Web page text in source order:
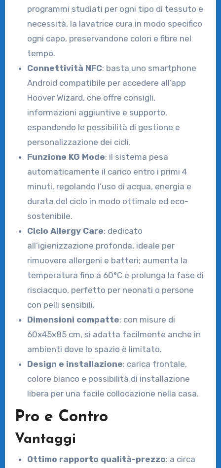
programmi studiati per ogni tipo di tessuto e
necessità, la lavatrice cura in modo specifico
ogni capo, preservandone colori e fibre nel
tempo.
Connettività NFC: basta uno smartphone
Android compatibile per accedere all’app
Hoover Wizard, che offre consigli,
informazioni aggiuntive e supporto,
espandendo le possibilità di gestione e
personalizzazione dei cicli.
Funzione KG Mode: il sistema pesa
automaticamente il carico entro i primi 4
minuti, regolando l’uso di acqua, energia e
durata del ciclo in modo ottimale ed eco-
sostenibile.
Ciclo Allergy Care: dedicato
all’igienizzazione profonda, ideale per
rimuovere allergeni e batteri; aumenta la
temperatura fino a 60°C e prolunga la fase di
risciacquo, perfetto per neonati o persone
con pelli sensibili.
Dimensioni compatte: con misure di
60x45x85 cm, si adatta facilmente anche in
ambienti dove lo spazio è limitato.
Design e installazione: carica frontale,
colore bianco e possibilità di installazione
libera per una facile collocazione nella casa.
Pro e Contro
Vantaggi
Ottimo rapporto qualità-prezzo: a circa